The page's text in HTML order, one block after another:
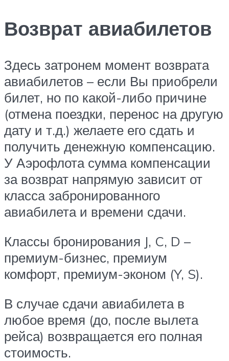
Возврат авиабилетов
Здесь затронем момент возврата
авиабилетов – если Вы приобрели
билет, но по какой-либо причине
(отмена поездки, перенос на другую
дату и т.д.) желаете его сдать и
получить денежную компенсацию.
У Аэрофлота сумма компенсации
за возврат напрямую зависит от
класса забронированного
авиабилета и времени сдачи.
Классы бронирования J, C, D –
премиум-бизнес, премиум
комфорт, премиум-эконом (Y, S).
В случае сдачи авиабилета в
любое время (до, после вылета
рейса) возвращается его полная
стоимость.